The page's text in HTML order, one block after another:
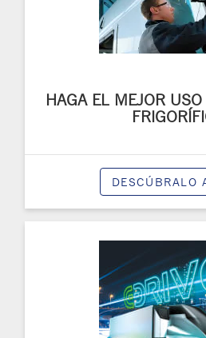
HAGA EL MEJOR
DESCÚBRALO